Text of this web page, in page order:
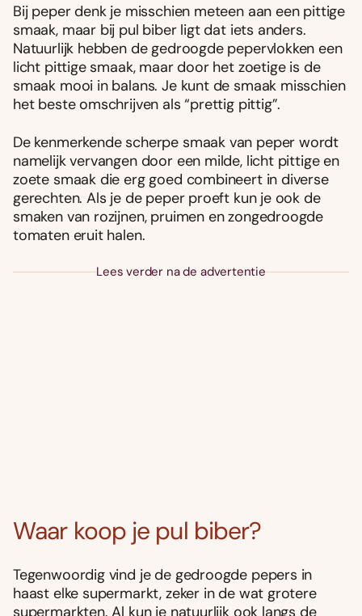
Bij peper denk je misschien meteen aan een pittige
smaak, maar bij pul biber ligt dat iets anders.
Natuurlijk hebben de gedroogde pepervlokken een
licht pittige smaak, maar door het zoetige is de
smaak mooi in balans. Je kunt de smaak misschien
het beste omschrijven als “prettig pittig”.
De kenmerkende scherpe smaak van peper wordt
namelijk vervangen door een milde, licht pittige en
zoete smaak die erg goed combineert in diverse
gerechten. Als je de peper proeft kun je ook de
smaken van rozijnen, pruimen en zongedroogde
tomaten eruit halen.
Lees verder na de advertentie
Waar koop je pul biber?
Tegenwoordig vind je de gedroogde pepers in
haast elke supermarkt, zeker in de wat grotere
supermarkten. Al kun je natuurlijk ook langs de